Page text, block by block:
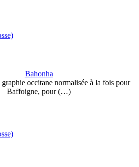
Bahonha
occitane normalisée à la fois pour
Baffoigne, pour (…)